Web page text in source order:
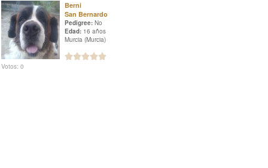
Berni
San Bernardo
Pedigree: No
Edad: 16 años
Murcia (Murcia)
Votos: 0